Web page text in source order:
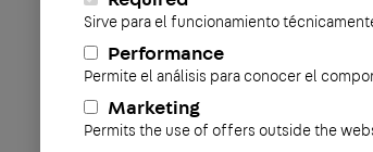
Sirve para el funcionamiento
Performance
Permite el análisis para conocer el
Marketing
Permits the use of offers outside the
Si no se
Entonces,
mayores o
emitir humo,
el circuito